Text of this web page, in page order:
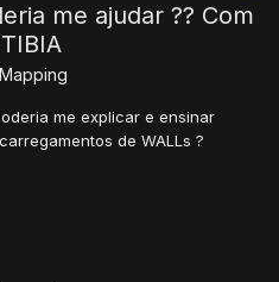
me ajudar ?? Com
Mapping
me explicar e ensinar
de WALLs ?